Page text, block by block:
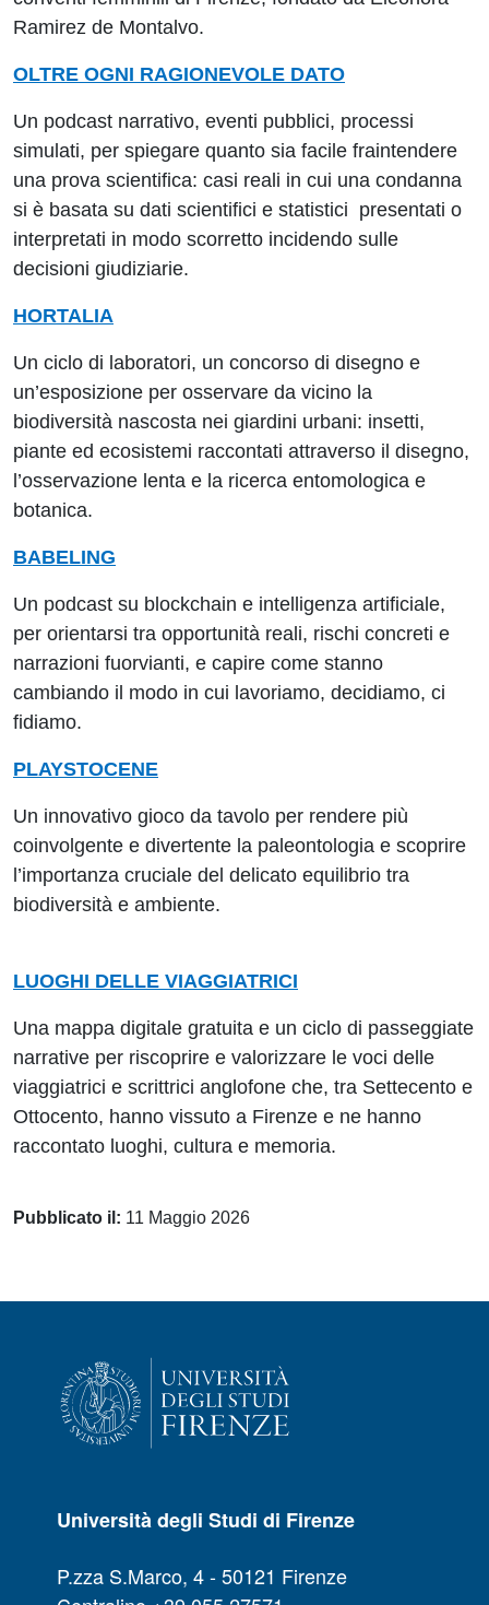
Ramirez de Montalvo.
OLTRE OGNI RAGIONEVOLE DATO
Un podcast narrativo, eventi pubblici, processi
simulati, per spiegare quanto sia facile fraintendere
una prova scientifica: casi reali in cui una condanna
si è basata su dati scientifici e statistici presentati o
interpretati in modo scorretto incidendo sulle
decisioni giudiziarie.
HORTALIA
Un ciclo di laboratori, un concorso di disegno e
un’esposizione per osservare da vicino la
biodiversità nascosta nei giardini urbani: insetti,
piante ed ecosistemi raccontati attraverso il disegno,
l’osservazione lenta e la ricerca entomologica e
botanica.
BABELING
Un podcast su blockchain e intelligenza artificiale,
per orientarsi tra opportunità reali, rischi concreti e
narrazioni fuorvianti, e capire come stanno
cambiando il modo in cui lavoriamo, decidiamo, ci
fidiamo.
PLAYSTOCENE
Un innovativo gioco da tavolo per rendere più
coinvolgente e divertente la paleontologia e scoprire
l’importanza cruciale del delicato equilibrio tra
biodiversità e ambiente.
LUOGHI DELLE VIAGGIATRICI
Una mappa digitale gratuita e un ciclo di passeggiate
narrative per riscoprire e valorizzare le voci delle
viaggiatrici e scrittrici anglofone che, tra Settecento e
Ottocento, hanno vissuto a Firenze e ne hanno
raccontato luoghi, cultura e memoria.
Pubblicato il: 11 Maggio 2026
Università degli Studi di Firenze
P.zza S.Marco, 4 - 50121 Firenze